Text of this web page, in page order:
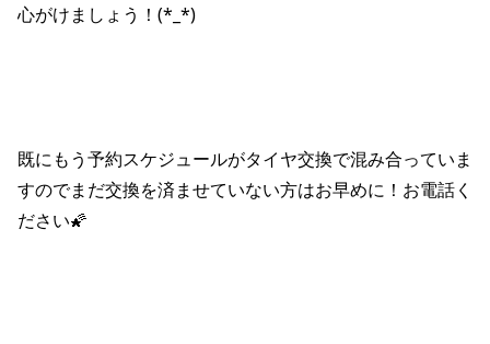
心がけましょう！(*_*)
既にもう予約スケジュールがタイヤ交換で混み合っていま
すのでまだ交換を済ませていない方はお早めに！お電話く
ださい🌠